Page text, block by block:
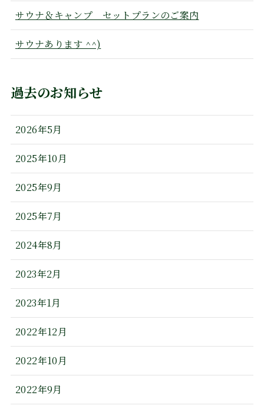
サウナ＆キャンプ セットプランのご案内
サウナあります ^^)
過去のお知らせ
2026年5月
2025年10月
2025年9月
2025年7月
2024年8月
2023年2月
2023年1月
2022年12月
2022年10月
2022年9月